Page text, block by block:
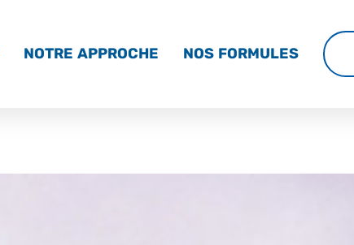
NOTRE APPROCHE NOS FORMULES